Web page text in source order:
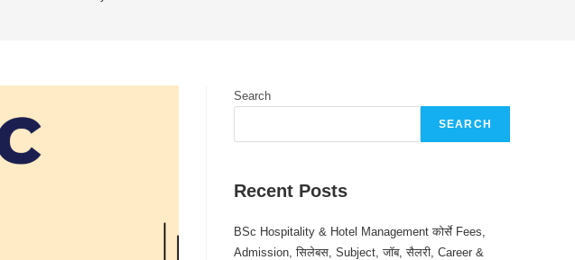
Search
SEARCH
Recent Posts
BSc Hospitality & Hotel Management कोर्से Fees,
Admission, सिलेबस, Subject, जॉब, सैलरी, Career &